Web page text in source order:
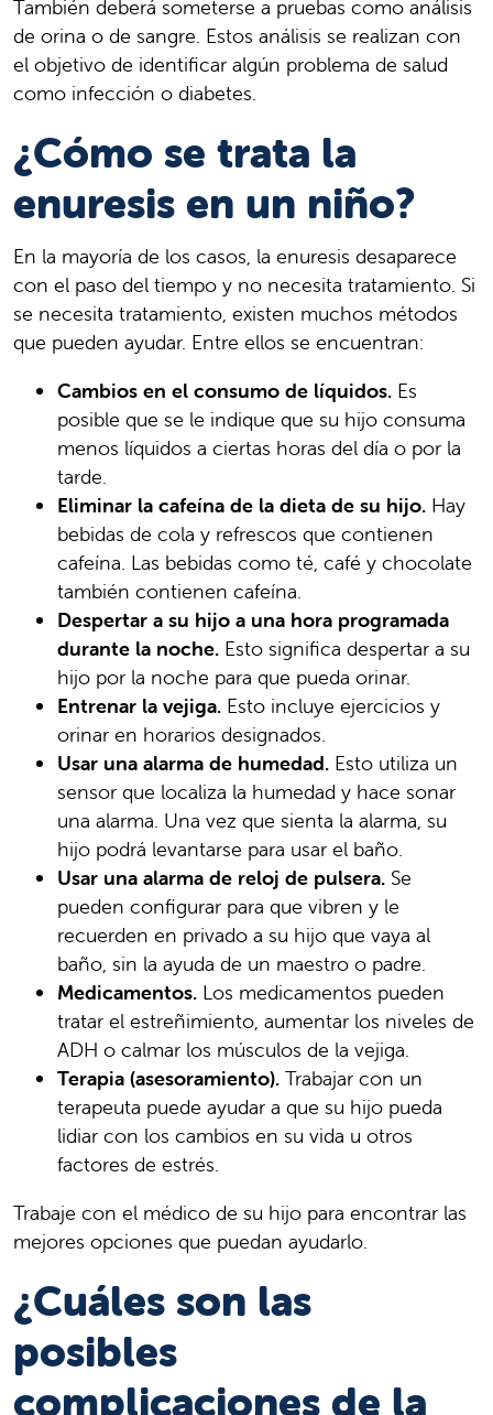
También deberá someterse a pruebas como análisis
de orina o de sangre. Estos análisis se realizan con
el objetivo de identificar algún problema de salud
como infección o diabetes.
¿Cómo se trata la
enuresis en un niño?
En la mayoría de los casos, la enuresis desaparece
con el paso del tiempo y no necesita tratamiento. Si
se necesita tratamiento, existen muchos métodos
que pueden ayudar. Entre ellos se encuentran:
Cambios en el consumo de líquidos. Es
posible que se le indique que su hijo consuma
menos líquidos a ciertas horas del día o por la
tarde.
Eliminar la cafeína de la dieta de su hijo. Hay
bebidas de cola y refrescos que contienen
cafeína. Las bebidas como té, café y chocolate
también contienen cafeína.
Despertar a su hijo a una hora programada
durante la noche. Esto significa despertar a su
hijo por la noche para que pueda orinar.
Entrenar la vejiga. Esto incluye ejercicios y
orinar en horarios designados.
Usar una alarma de humedad. Esto utiliza un
sensor que localiza la humedad y hace sonar
una alarma. Una vez que sienta la alarma, su
hijo podrá levantarse para usar el baño.
Usar una alarma de reloj de pulsera. Se
pueden configurar para que vibren y le
recuerden en privado a su hijo que vaya al
baño, sin la ayuda de un maestro o padre.
Medicamentos. Los medicamentos pueden
tratar el estreñimiento, aumentar los niveles de
ADH o calmar los músculos de la vejiga.
Terapia (asesoramiento). Trabajar con un
terapeuta puede ayudar a que su hijo pueda
lidiar con los cambios en su vida u otros
factores de estrés.
Trabaje con el médico de su hijo para encontrar las
mejores opciones que puedan ayudarlo.
¿Cuáles son las
posibles
complicaciones de la